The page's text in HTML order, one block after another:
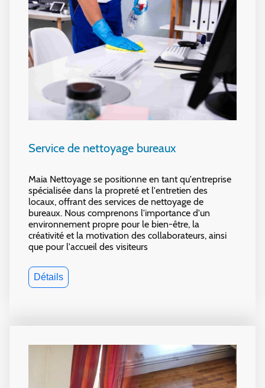
Service de nettoyage bureaux
Maia Nettoyage se positionne en tant qu'entreprise
spécialisée dans la propreté et l'entretien des
locaux, offrant des services de nettoyage de
bureaux. Nous comprenons l'importance d'un
environnement propre pour le bien-être, la
créativité et la motivation des collaborateurs, ainsi
que pour l'accueil des visiteurs
Détails